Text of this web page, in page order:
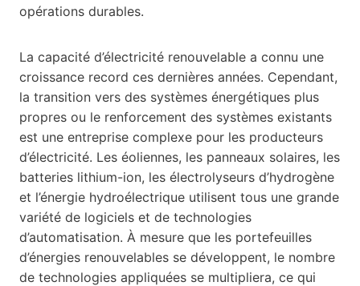
opérations durables.
La capacité d’électricité renouvelable a connu une
croissance record ces dernières années. Cependant,
la transition vers des systèmes énergétiques plus
propres ou le renforcement des systèmes existants
est une entreprise complexe pour les producteurs
d’électricité. Les éoliennes, les panneaux solaires, les
batteries lithium-ion, les électrolyseurs d’hydrogène
et l’énergie hydroélectrique utilisent tous une grande
variété de logiciels et de technologies
d’automatisation. À mesure que les portefeuilles
d’énergies renouvelables se développent, le nombre
de technologies appliquées se multipliera, ce qui